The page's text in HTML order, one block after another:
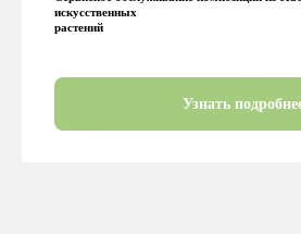
искусственных
растений
Узнать